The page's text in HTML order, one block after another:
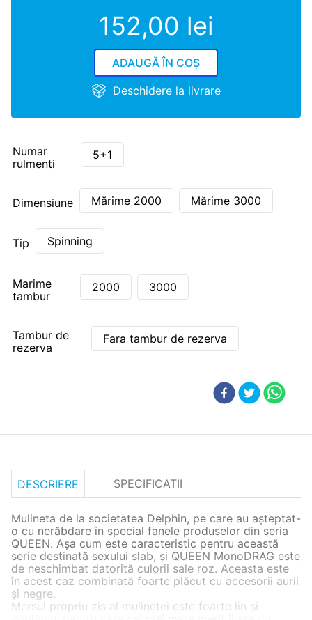
152,00 lei
ADAUGĂ ÎN COȘ
Deschidere la livrare
Numar
rulmenti
5+1
Dimensiune Mărime 2000 Mărime 3000
Tip Spinning
Marime
tambur
2000 3000
Tambur de
rezerva
Fara tambur de rezerva
DESCRIERE SPECIFICATII
Mulineta de la societatea Delphin, pe care au aşteptat-
o cu nerăbdare în special fanele produselor din seria
QUEEN. Aşa cum este caracteristic pentru această
serie destinată sexului slab, și QUEEN MonoDRAG este
de neschimbat datorită culorii sale roz. Aceasta este
în acest caz combinată foarte plăcut cu accesorii aurii
şi negre.
Mersul propriu zis al mulinetei este foarte lin şi